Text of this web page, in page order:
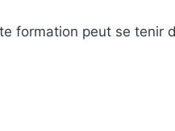
formation peut se tenir